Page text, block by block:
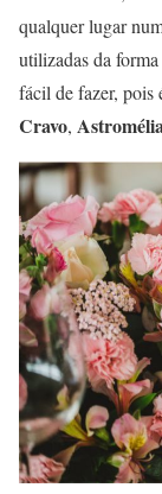
qualquer lugar
utilizadas da
fácil de fazer, pois
Cravo,